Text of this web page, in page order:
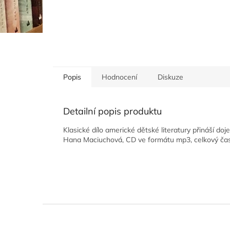
Popis Hodnocení Diskuze
Detailní popis produktu
Klasické dílo americké dětské literatury přináší
Hana Maciuchová, CD ve formátu mp3, celkový